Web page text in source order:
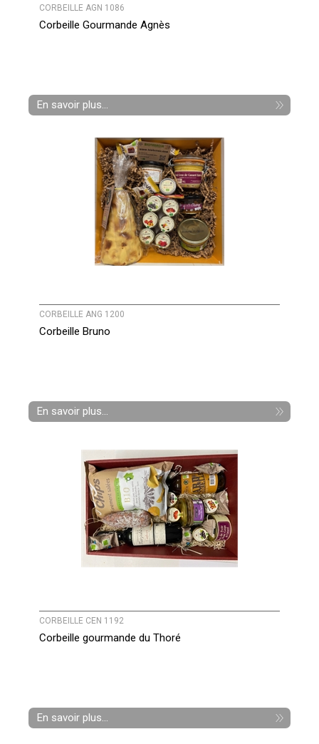
CORBEILLE AGN 1086
Corbeille Gourmande Agnès
En savoir plus...
CORBEILLE ANG 1200
Corbeille Bruno
En savoir plus...
CORBEILLE CEN 1192
Corbeille gourmande du Thoré
En savoir plus...